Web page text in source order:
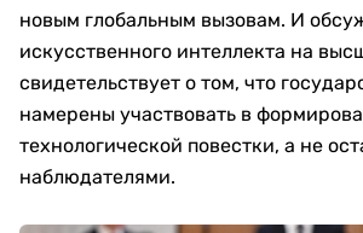
новым глобальным вызовам. И
искусственного интеллекта на
свидетельствует о том, что
намерены участвовать в
технологической повестки, а не
наблюдателями.